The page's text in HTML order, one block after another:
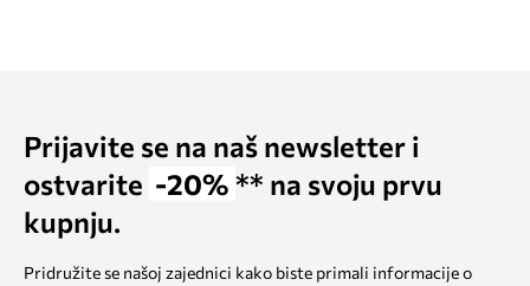
Prijavite se na naš newsletter i
ostvarite -20% ** na svoju prvu
kupnju.
Pridružite se našoj zajednici kako biste primali informacije o